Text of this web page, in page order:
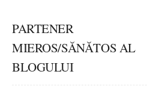
PARTENER
MIEROS/SĂNĂTOS AL
BLOGULUI